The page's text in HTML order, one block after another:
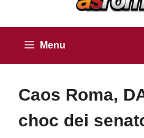
Menu
Caos Roma,
choc dei